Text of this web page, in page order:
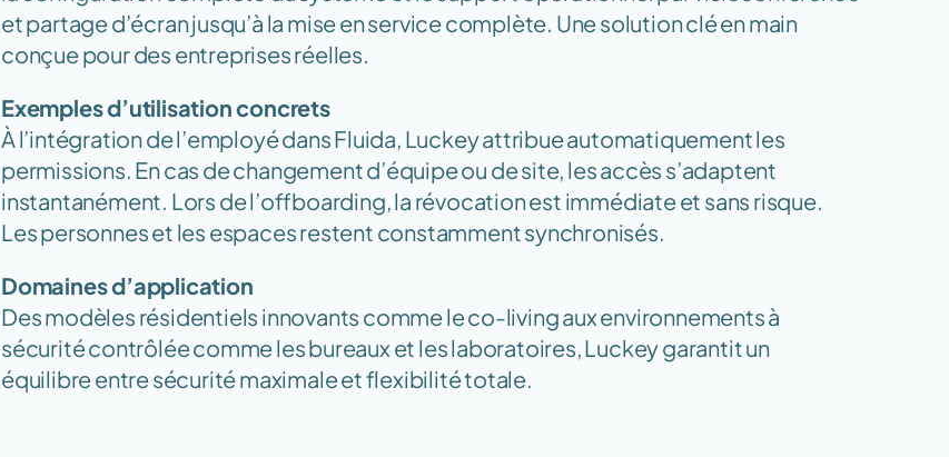
et partage d’écran jusqu’à la mise en service complète. Une solution clé en main
conçue pour des entreprises réelles.
Exemples d’utilisation concrets
À l’intégration de l’employé dans Fluida, Luckey attribue automatiquement les
permissions. En cas de changement d’équipe ou de site, les accès s’adaptent
instantanément. Lors de l’offboarding, la révocation est immédiate et sans risque.
Les personnes et les espaces restent constamment synchronisés.
Domaines d’application
Des modèles résidentiels innovants comme le co-living aux environnements à
sécurité contrôlée comme les bureaux et les laboratoires, Luckey garantit un
équilibre entre sécurité maximale et flexibilité totale.